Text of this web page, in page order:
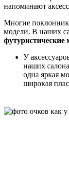
напоминают
Многие
модели. В наших
футуристические
У
наших
одна яркая
широкая